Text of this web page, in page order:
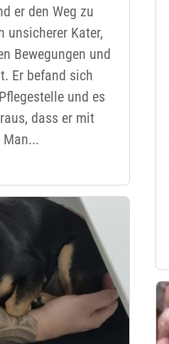
er den Weg zu
unsicherer Kater,
Bewegungen und
Er befand sich
und es
dass er mit